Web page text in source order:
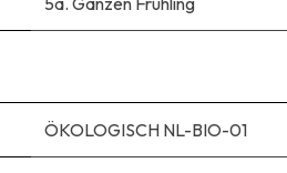
ÖKOLOGISCH NL-BIO-01